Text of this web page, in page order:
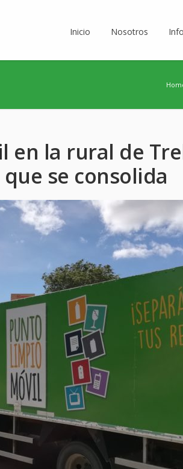
Inicio Nosotros
en la rural de
se consolida